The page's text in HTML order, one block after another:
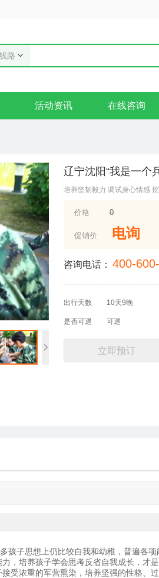
路
活动资讯 在线咨询
辽宁沈阳“我是一个
培养坚韧毅力 调试身心情感
价格 0
促销价 电询
咨询电话： 400-
出行天数 10天9晚
是否可退 可退
立即预订
孩子思想上仍比较自我和幼稚，普遍各
，培养孩子学会思考反省自我成长，才
受浓重的军营熏染，培养坚强的性格